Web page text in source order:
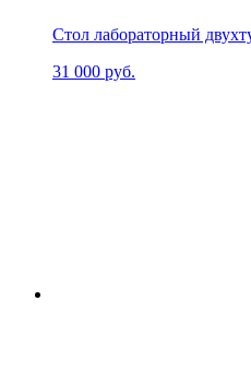
Стол лабораторный
31 000 руб.